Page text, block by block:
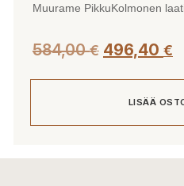
Muurame PikkuKolmonen
584,00€ 496,40 €
LISÄÄ